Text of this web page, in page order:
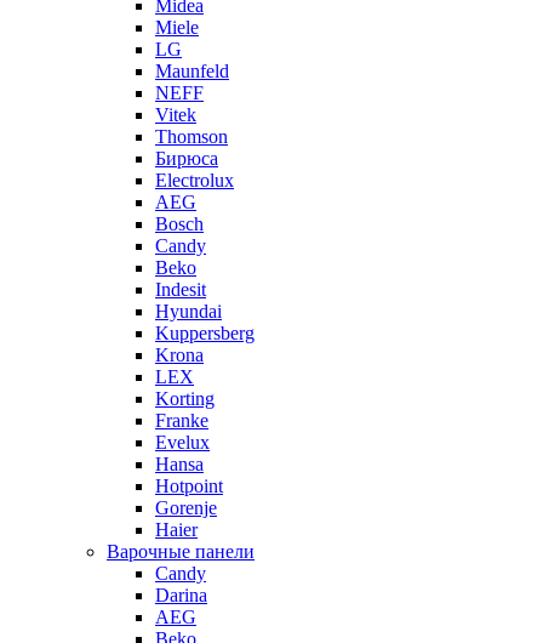
Midea
Miele
LG
Maunfeld
NEFF
Vitek
Thomson
Бирюса
Electrolux
AEG
Bosch
Candy
Beko
Indesit
Hyundai
Kuppersberg
Krona
LEX
Korting
Franke
Evelux
Hansa
Hotpoint
Gorenje
Haier
Варочные панели
Candy
Darina
AEG